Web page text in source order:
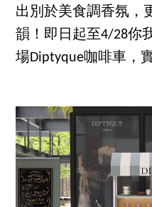
出別於美食調香氛，
韻！即日起至4/28你
場Diptyque咖啡車，